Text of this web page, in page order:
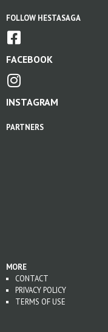
FOLLOW HESTASAGA
FACEBOOK
INSTAGRAM
PARTNERS
MORE
CONTACT
PRIVACY POLICY
TERMS OF USE